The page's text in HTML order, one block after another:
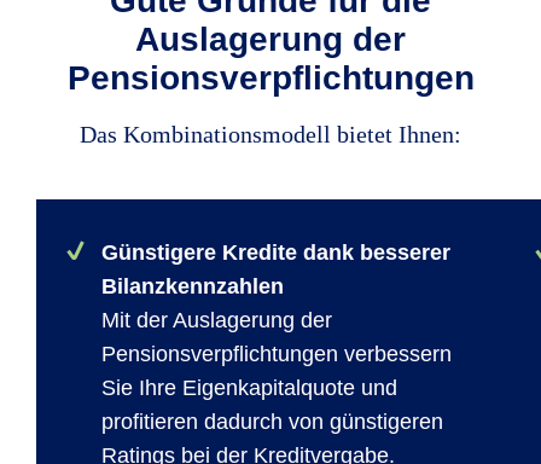
Auslagerung der
Pensionsverpflichtungen
Das Kombinationsmodell bietet Ihnen:
Günstigere Kredite dank besserer
Bilanzkennzahlen
Mit der Auslagerung der
Pensionsverpflichtungen verbessern
Sie Ihre Eigenkapitalquote und
profitieren dadurch von günstigeren
Ratings bei der Kreditvergabe.